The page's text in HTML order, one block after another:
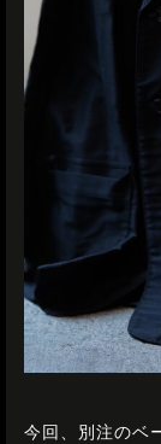
今回、別注のベ